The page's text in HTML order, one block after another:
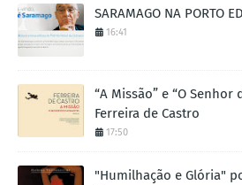
SARAMAGO NA PORTO
16:41
“A Missão” e “O Senhor
Ferreira de Castro
17:50
"Humilhação e Glória"